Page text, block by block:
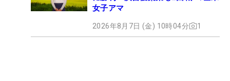
女子アマ
2026年8月7日 (金) 10時04分 1